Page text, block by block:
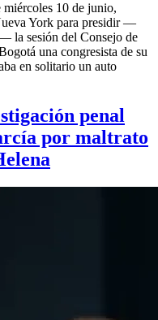
10 de junio,
York para presidir —
la sesión del Consejo de
una congresista de su
en solitario un auto
penal
por maltrato